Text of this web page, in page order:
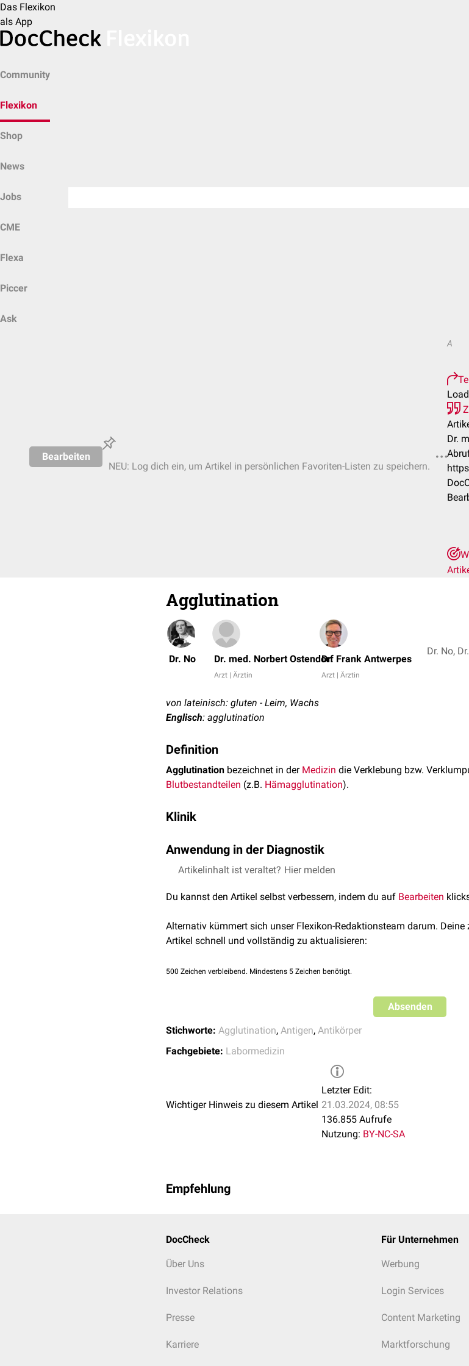
Das Flexikon
als App
Community
Flexikon
Shop
News
Jobs
CME
Flexa
Piccer
Ask
Bearbeiten
NEU: Log dich ein, um Artikel in persönlichen Favoriten-Listen zu speichern.
A
Dr.
Agglutination
Dr. No Dr. med. Norbert Ostendorf
Arzt | Ärztin
Dr. Frank Antwerpes
Arzt | Ärztin
von lateinisch: gluten - Leim, Wachs
Englisch: agglutination
Definition
Agglutination bezeichnet in der Medizin die Verklebung bzw.
Blutbestandteilen (z.B. Hämagglutination).
Klinik
führt eine Erythrozytenagglutination in den Gefäßen zu
Anwendung in der Diagnostik
Agglutinationsreaktionen werden in der
Komplementsystems nachzuweisen.
TPPA-Test
TPHA-Test
Artikelinhalt ist veraltet? Hier melden
Du kannst den Artikel selbst verbessern, indem du auf Bearbeiten
Alternativ kümmert sich unser Flexikon-Redaktionsteam darum.
Artikel schnell und vollständig zu aktualisieren:
500 Zeichen verbleibend. Mindestens 5 Zeichen benötigt.
Absenden
Stichworte: Agglutination, Antigen, Antikörper
Fachgebiete: Labormedizin
Wichtiger Hinweis zu diesem Artikel
Letzter Edit:
21.03.2024, 08:55
136.855 Aufrufe
Nutzung: BY-NC-SA
Empfehlung
DocCheck
Über Uns
Investor Relations
Presse
Karriere
Für Unternehmen
Werbung
Login Services
Content Marketing
Marktforschung